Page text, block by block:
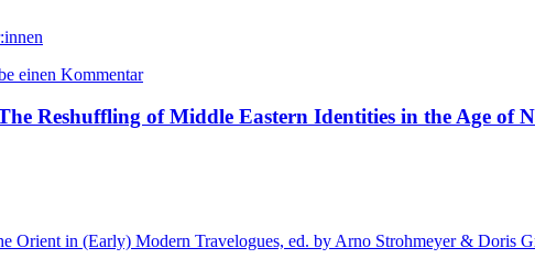
einen Kommentar
Reshuffling of Middle Eastern Identities in the Age of
Orient in (Early) Modern Travelogues, ed. by Arno Strohmeyer & Doris